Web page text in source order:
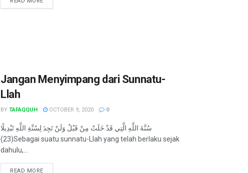
Jangan Menyimpang dari Sunnatu-
Llah
BY TAFAQQUH OCTOBER 9, 2020 0
سُنَّةَ اللَّهِ الَّتِي قَدْ خَلَتْ مِنْ قَبْلُ وَلَنْ تَجِدَ لِسُنَّةِ اللَّهِ تَبْدِيلًا
(23)Sebagai suatu sunnatu-Llah yang telah berlaku sejak
dahulu,...
READ MORE